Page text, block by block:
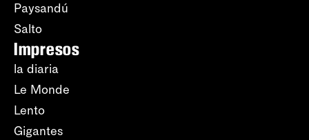
Paysandú
Salto
Impresos
la diaria
Le Monde
Lento
Gigantes